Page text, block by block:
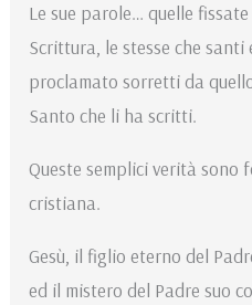
Le sue parole… quelle
Scrittura, le stesse che
proclamato sorretti da
Santo che li ha scritti.
Queste semplici verità sono
cristiana.
Gesù, il figlio eterno del
ed il mistero del Padre suo